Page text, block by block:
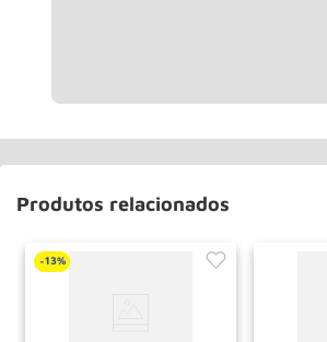
Produtos relacionados
-13%